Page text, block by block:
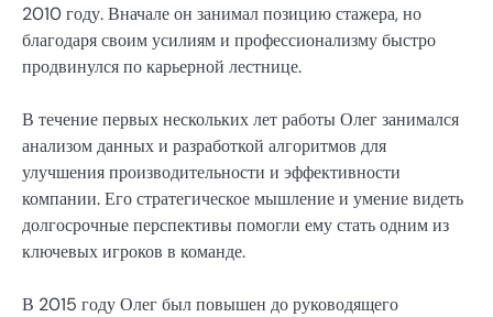
2010 году. Вначале он занимал позицию стажера, но
благодаря своим усилиям и профессионализму быстро
продвинулся по карьерной лестнице.
В течение первых нескольких лет работы Олег занимался
анализом данных и разработкой алгоритмов для
улучшения производительности и эффективности
компании. Его стратегическое мышление и умение видеть
долгосрочные перспективы помогли ему стать одним из
ключевых игроков в команде.
В 2015 году Олег был повышен до руководящего